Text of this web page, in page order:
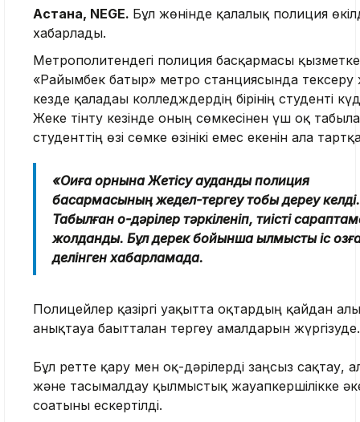
Астана, NEGE. Бұл жөнінде қалалық полиция
хабарлады.
Метрополитендегі полиция басқармасы
«Райымбек батыр» метро станциясында тексеру
кезде қаладағы колледждердің бірінің студенті
Жеке тінту кезінде оның сөмкесінен үш оқ
студенттің өзі сөмке өзінікі емес екенін алға
«Оқиға орнына Жетісу аудандық полиция
басқармасының жедел-тергеу тобы дереу келді.
Табылған оқ-дәрілер тәркіленіп, тиісті
жолданды. Бұл дерек бойынша қылмыстық іс
делінген хабарламада.
Полицейлер қазіргі уақытта оқтардың қайдан
анықтауға бағытталған тергеу амалдарын жүргізуде.
Бұл ретте қару мен оқ-дәрілерді заңсыз сақтау,
және тасымалдау қылмыстық жауапкершілікке
соғатыны ескертілді.